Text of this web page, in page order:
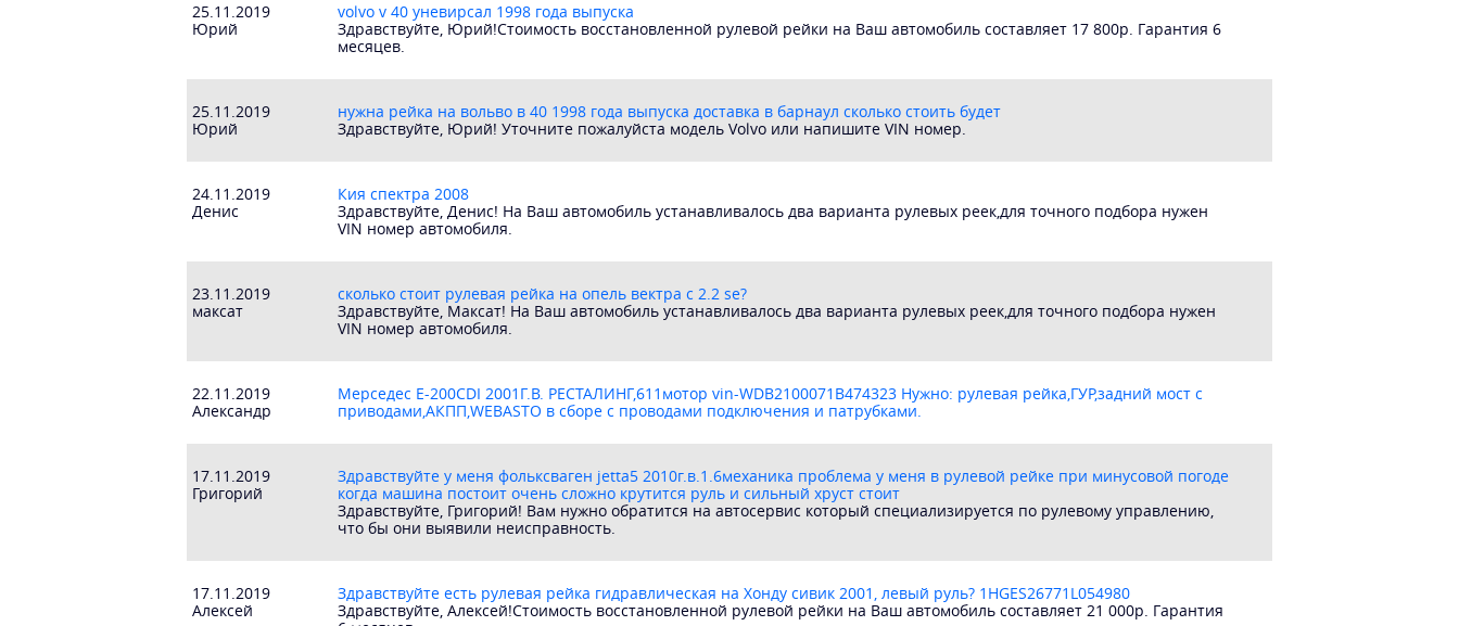
25.11.2019
Юрий
volvo v 40 уневирсал 1998 года выпуска
Здравствуйте, Юрий!Стоимость восстановленной рулевой рейки на Ваш автомобиль составляет 17 800р. Гарантия 6
месяцев.
25.11.2019
Юрий
нужна рейка на вольво в 40 1998 года выпуска доставка в барнаул сколько стоить будет
Здравствуйте, Юрий! Уточните пожалуйста модель Volvo или напишите VIN номер.
24.11.2019
Денис
Кия спектра 2008
Здравствуйте, Денис! На Ваш автомобиль устанавливалось два варианта рулевых реек,для точного подбора нужен
VIN номер автомобиля.
23.11.2019
максат
сколько стоит рулевая рейка на опель вектра с 2.2 se?
Здравствуйте, Максат! На Ваш автомобиль устанавливалось два варианта рулевых реек,для точного подбора нужен
VIN номер автомобиля.
22.11.2019
Александр
Мерседес Е-200CDI 2001Г.В. РЕСТАЛИНГ,611мотор vin-WDB2100071B474323 Нужно: рулевая рейка,ГУР,задний мост с
приводами,АКПП,WEBASTO в сборе с проводами подключения и патрубками.
17.11.2019
Григорий
Здравствуйте у меня фольксваген jetta5 2010г.в.1.6механика проблема у меня в рулевой рейке при минусовой погоде
когда машина постоит очень сложно крутится руль и сильный хруст стоит
Здравствуйте, Григорий! Вам нужно обратится на автосервис который специализируется по рулевому управлению,
что бы они выявили неисправность.
17.11.2019
Алексей
Здравствуйте есть рулевая рейка гидравлическая на Хонду сивик 2001, левый руль? 1HGES26771L054980
Здравствуйте, Алексей!Стоимость восстановленной рулевой рейки на Ваш автомобиль составляет 21 000р. Гарантия